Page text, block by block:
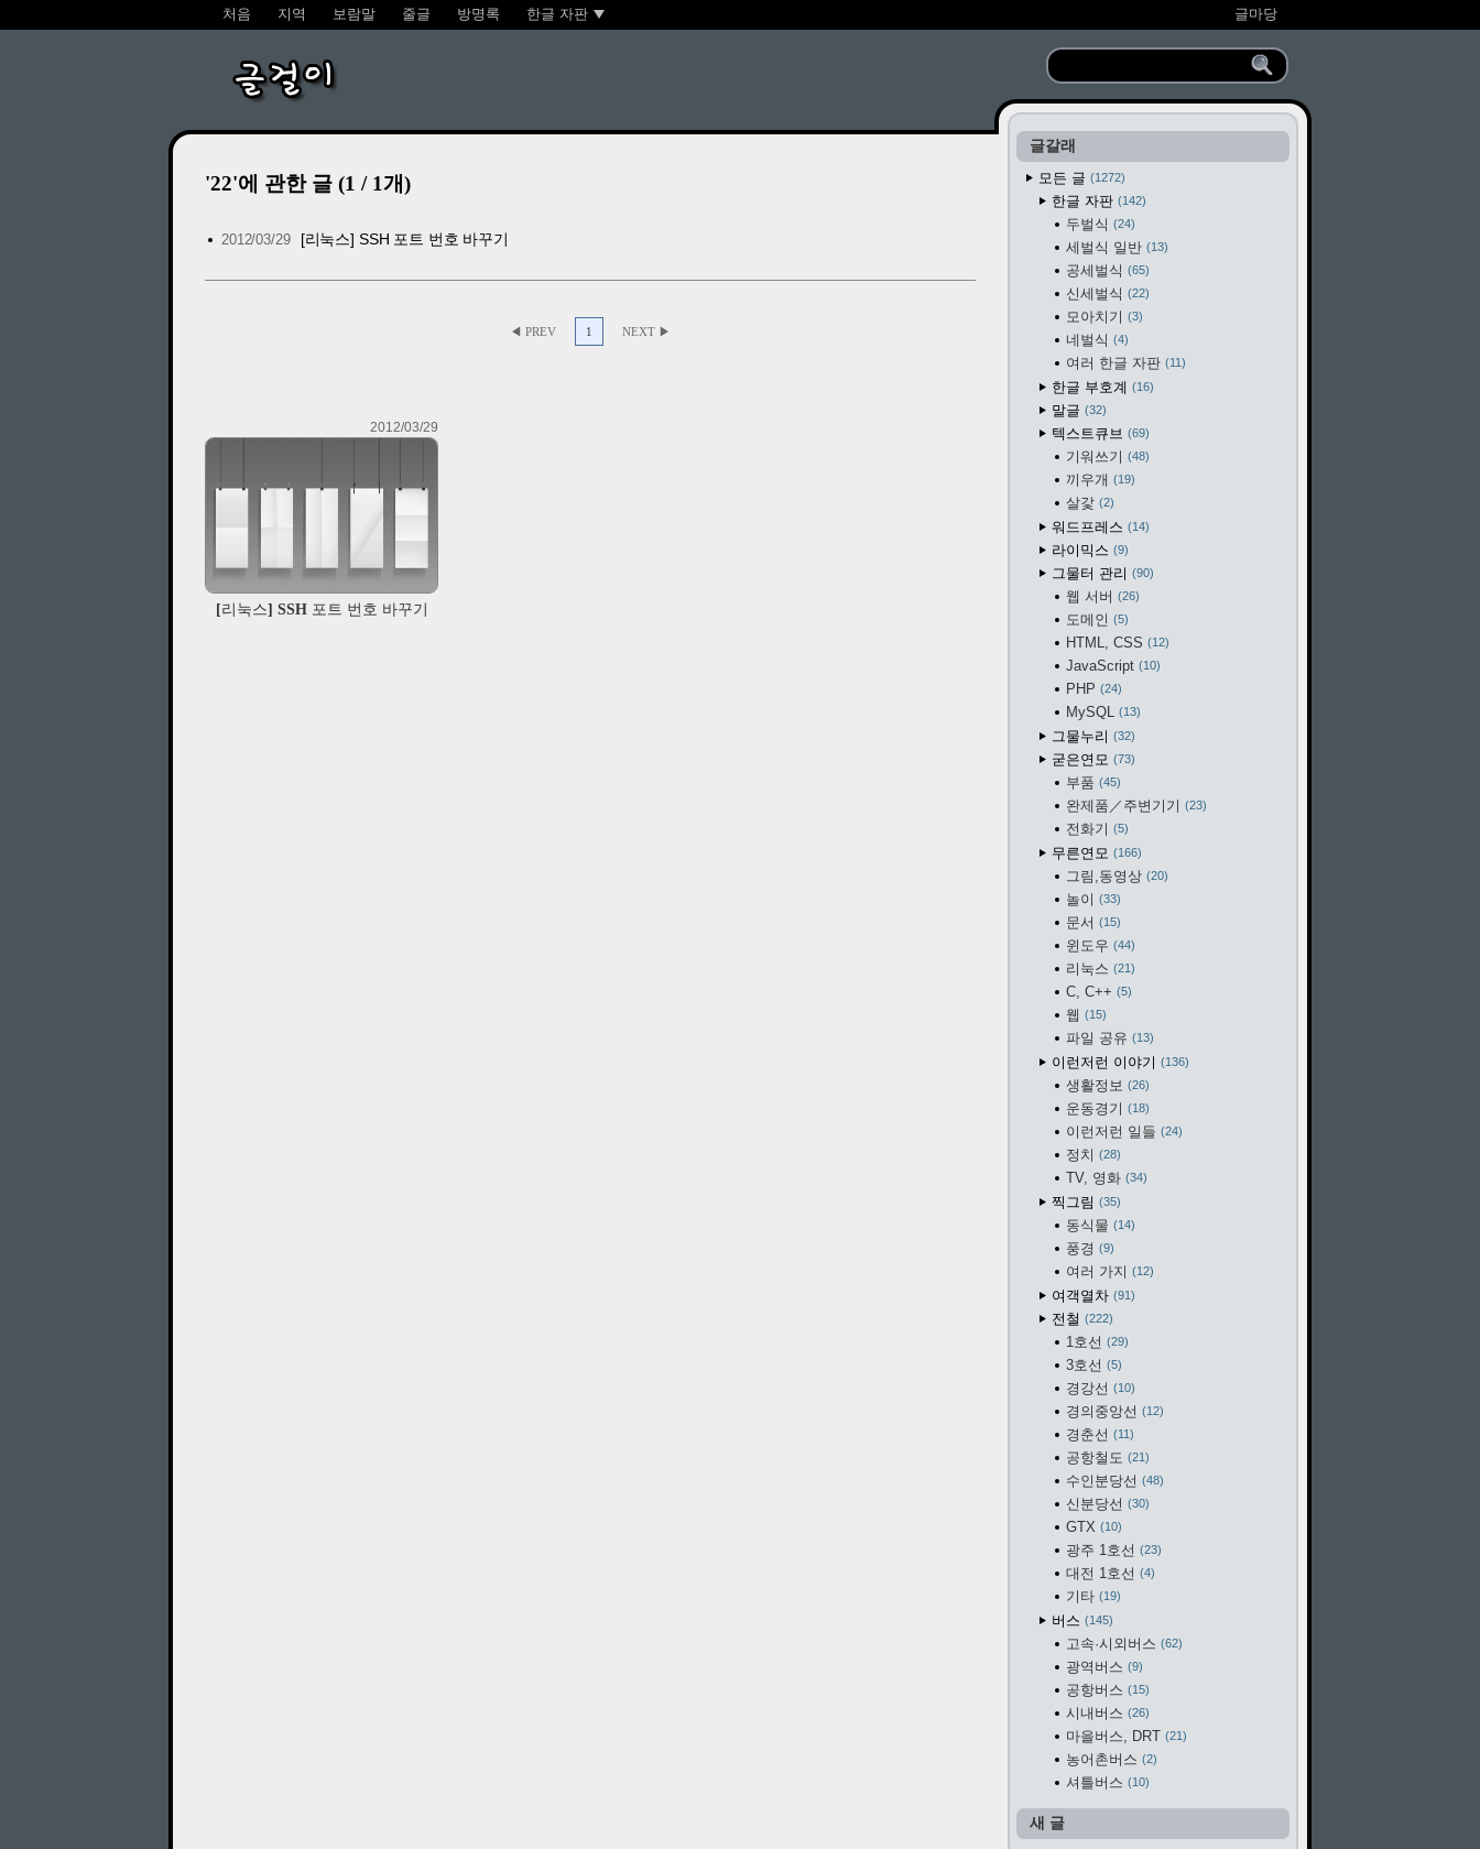
처음 지역 보람말 줄글 방명록 한글 자판 글마당
글걸이
'22'에 관한 글 (1 / 1개)
2012/03/29 [리눅스] SSH 포트 번호 바꾸기
◀ PREV 1 NEXT ▶
2012/03/29
[리눅스] SSH 포트 번호 바꾸기
글갈래
모든 글
1272
한글 자판 142
두벌식 24
세벌식 일반 13
공세벌식 65
신세벌식 22
모아치기 3
네벌식 4
여러 한글 자판 11
한글 부호계 16
말글 32
텍스트큐브 69
기워쓰기 48
끼우개 19
살갗 2
워드프레스 14
라이믹스 9
그물터 관리 90
웹 서버 26
도메인 5
HTML, CSS 12
JavaScript 10
PHP 24
MySQL 13
그물누리 32
굳은연모 73
부품 45
완제품／주변기기 23
전화기 5
무른연모 166
그림,동영상 20
놀이 33
문서 15
윈도우 44
리눅스 21
C, C++ 5
웹 15
파일 공유 13
이런저런 이야기 136
생활정보 26
운동경기 18
이런저런 일들 24
정치 28
TV, 영화 34
찍그림 35
동식물 14
풍경 9
여러 가지 12
여객열차 91
전철 222
1호선 29
3호선 5
경강선 10
경의중앙선 12
경춘선 11
공항철도 21
수인분당선 48
신분당선 30
GTX 10
광주 1호선 23
대전 1호선 4
기타 19
버스 145
고속·시외버스 62
광역버스 9
공항버스 15
시내버스 26
마을버스, DRT 21
농어촌버스 2
셔틀버스 10
새 글